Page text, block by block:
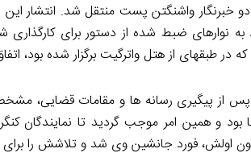
به دو خبرنگار واشنگتن پست منتقل شد. انتشار
به نوارهای ضبط شده از دستور برای
از هتل واترگیت برگزار شده بود،
از پیگیری رسانه ­ها و مقامات قضایی،
بود و همین امر موجب گردید تا نمایندگان
اولش، فورد جانشین وی شد و تلاشش را برای